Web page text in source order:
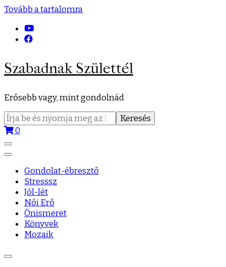
Tovább a tartalomra
Szabadnak Születtél
Erősebb vagy, mint gondolnád
Keresés:
0
Gondolat-ébresztő
Stresssz
Jól-lét
Női Erő
Önismeret
Könyvek
Mozaik